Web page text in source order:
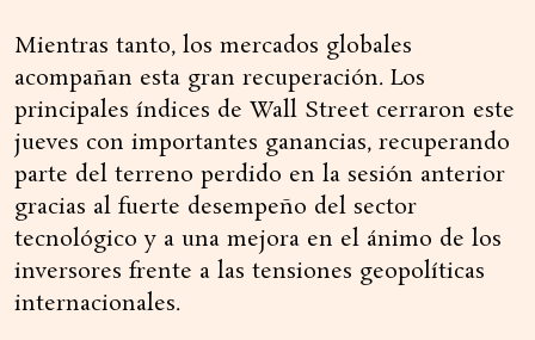
Mientras tanto, los mercados globales
acompañan esta gran recuperación. Los
principales índices de Wall Street cerraron este
jueves con importantes ganancias, recuperando
parte del terreno perdido en la sesión anterior
gracias al fuerte desempeño del sector
tecnológico y a una mejora en el ánimo de los
inversores frente a las tensiones geopolíticas
internacionales.